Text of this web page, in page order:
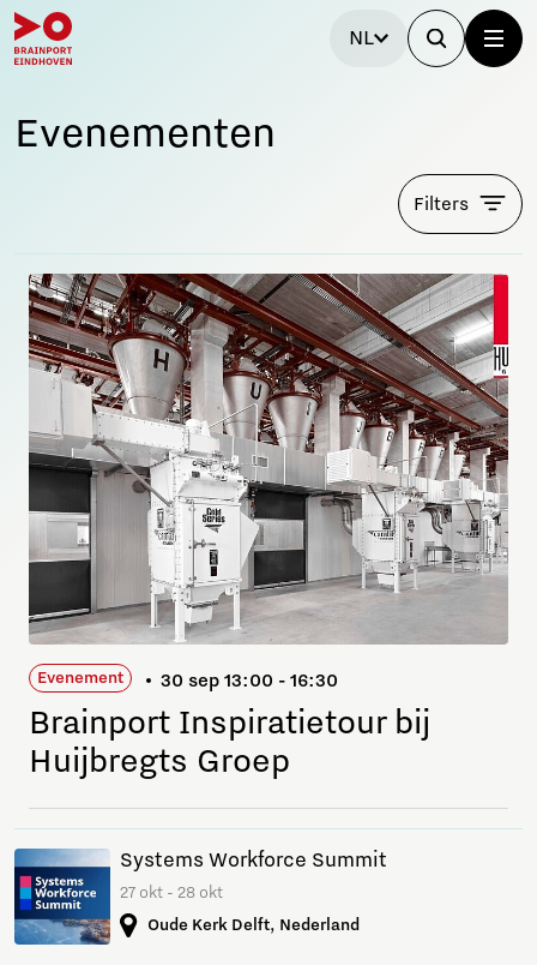
NL
Evenementen
Filters
Evenement 30 sep 13:00 - 16:30
Brainport Inspiratietour bij
Huijbregts Groep
Systems Workforce Summit
27 okt - 28 okt
Oude Kerk Delft, Nederland